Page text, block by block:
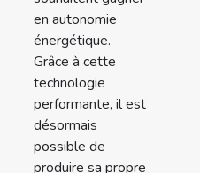
en autonomie
énergétique.
Grâce à cette
technologie
performante, il est
désormais
possible de
produire sa propre